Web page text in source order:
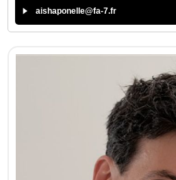
aishaponelle@fa-7.fr